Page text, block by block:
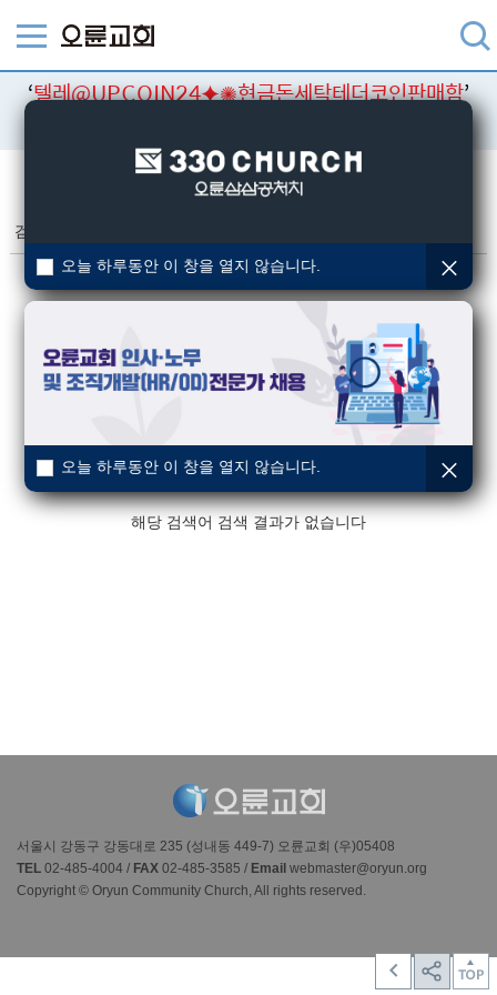
‘텔레@UPCOIN24⯌✺현금돈세탁테더코인판매함’
검색결과
해당 검색어 검색 결과가 없습니다
서울시 강동구 강동대로 235 (성내동 449-7) 오륜교회 (우)05408
TEL 02-485-4004 / FAX 02-485-3585 / Email webmaster@oryun.org
Copyright © Oryun Community Church, All rights reserved.
오늘 하루동안 이 창을 열지 않습니다.
오늘 하루동안 이 창을 열지 않습니다.